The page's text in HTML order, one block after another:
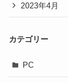
2023年4月
カテゴリー
PC